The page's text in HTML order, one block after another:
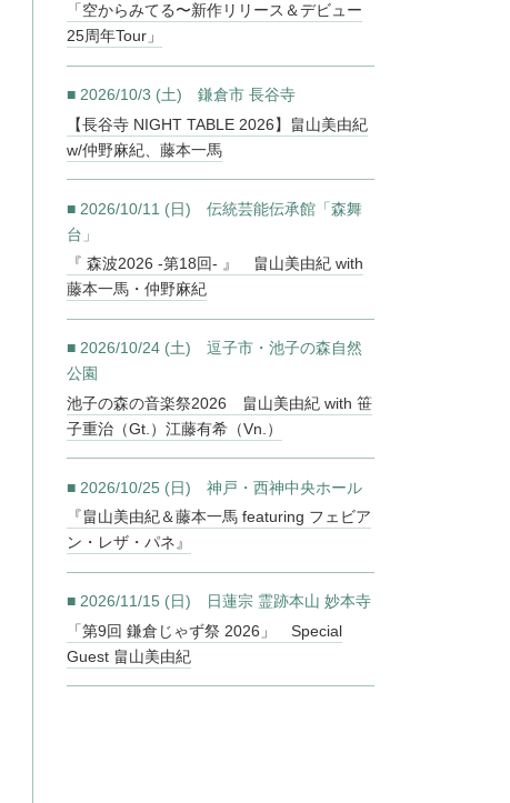
「空からみてる〜新作リリース＆デビュー
25周年Tour」
■ 2026/10/3 (土) 鎌倉市 長谷寺
【長谷寺 NIGHT TABLE 2026】畠山美由紀
w/仲野麻紀、藤本一馬
■ 2026/10/11 (日) 伝統芸能伝承館「森舞
台」
『 森波2026 -第18回- 』 畠山美由紀 with
藤本一馬・仲野麻紀
■ 2026/10/24 (土) 逗子市・池子の森自然
公園
池子の森の音楽祭2026 畠山美由紀 with 笹
子重治（Gt.）江藤有希（Vn.）
■ 2026/10/25 (日) 神戸・西神中央ホール
『畠山美由紀＆藤本一馬 featuring フェビア
ン・レザ・パネ』
■ 2026/11/15 (日) 日蓮宗 霊跡本山 妙本寺
「第9回 鎌倉じゃず祭 2026」 Special
Guest 畠山美由紀